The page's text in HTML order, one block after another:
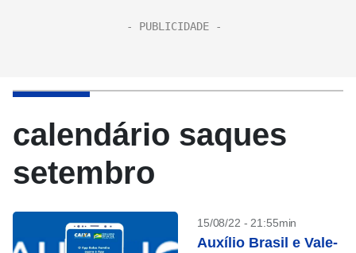
calendário saques
setembro
15/08/22 - 21:55min
Auxílio Brasil e Vale-